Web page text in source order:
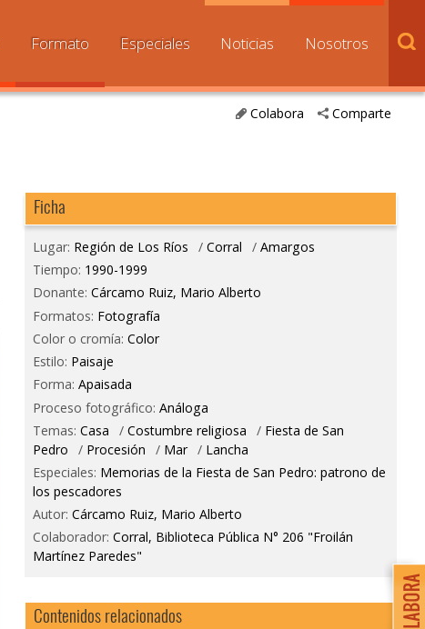
Formato Especiales Noticias Nosotros
Comparte
Colabora
Ficha
Lugar: Región de Los Ríos / Corral / Amargos
Tiempo: 1990-1999
Donante: Cárcamo Ruiz, Mario Alberto
Formatos: Fotografía
Color o cromía: Color
Estilo: Paisaje
Forma: Apaisada
Proceso fotográfico: Análoga
Temas: Casa / Costumbre religiosa / Fiesta de San
Pedro
/ Procesión / Mar / Lancha
Especiales: Memorias de la Fiesta de San Pedro: patrono de
los pescadores
Autor: Cárcamo Ruiz, Mario Alberto
Colaborador: Corral, Biblioteca Pública N° 206 "Froilán
Martínez Paredes"
Contenidos relacionados